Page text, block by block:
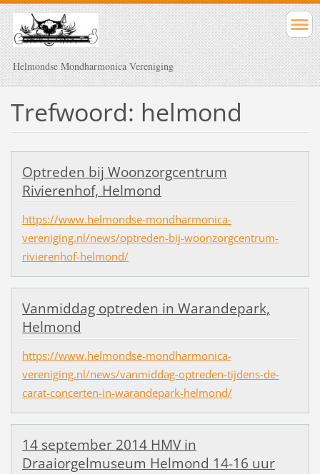
Helmondse Mondharmonica Vereniging
Trefwoord: helmond
Optreden bij Woonzorgcentrum
Rivierenhof, Helmond
https://www.helmondse-mondharmonica-
vereniging.nl/news/optreden-bij-woonzorgcentrum-
rivierenhof-helmond/
Vanmiddag optreden in Warandepark,
Helmond
https://www.helmondse-mondharmonica-
vereniging.nl/news/vanmiddag-optreden-tijdens-de-
carat-concerten-in-warandepark-helmond/
14 september 2014 HMV in
Draaiorgelmuseum Helmond 14-16 uur